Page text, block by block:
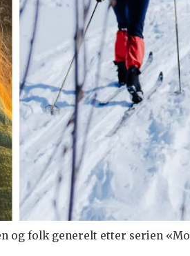
og folk generelt etter serien